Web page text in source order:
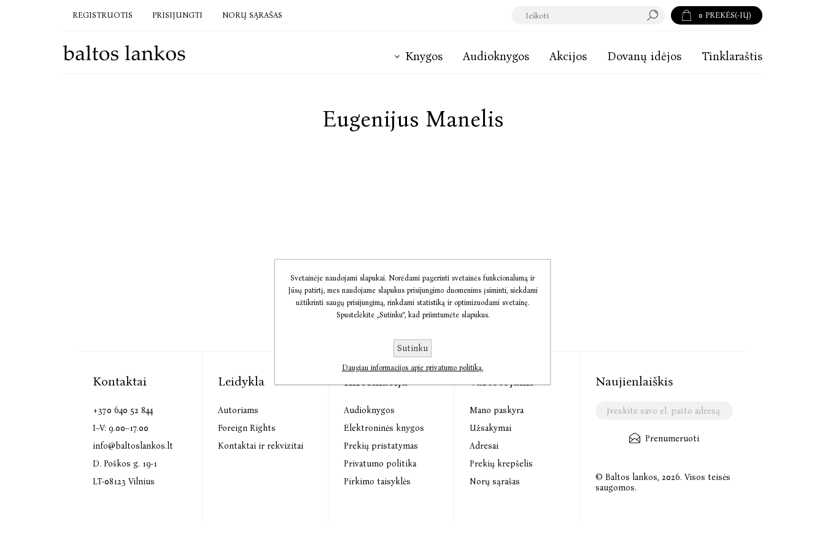
REGISTRUOTIS PRISIJUNGTI NORŲ SĄRAŠAS 0 PREKĖS(-IŲ)
Knygos Audioknygos Akcijos Dovanų idėjos Tinklaraštis
Eugenijus Manelis
Kontaktai
+370 640 52 844
I–V: 9.00–17.00
info@baltoslankos.lt
D. Poškos g. 19-1
LT-08123 Vilnius
Leidykla
Autoriams
Foreign Rights
Kontaktai ir rekvizitai
Informacija
Audioknygos
Elektroninės knygos
Prekių pristatymas
Privatumo politika
Pirkimo taisyklės
Vartotojams
Mano paskyra
Užsakymai
Adresai
Prekių krepšelis
Norų sąrašas
Naujienlaiškis
Prenumeruoti
© Baltos lankos, 2026. Visos teisės
saugomos.
Svetainėje naudojami slapukai. Norėdami pagerinti svetainės funkcionalumą ir
Jūsų patirtį, mes naudojame slapukus prisijungimo duomenims įsiminti, siekdami
užtikrinti saugų prisijungimą, rinkdami statistiką ir optimizuodami svetainę.
Spustelėkite „Sutinku“, kad priimtumėte slapukus.
Sutinku
Daugiau informacijos apie privatumo politiką.